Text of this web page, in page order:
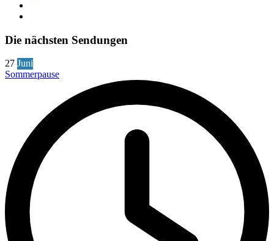
Die nächsten Sendungen
27 Juni
Sommerpause